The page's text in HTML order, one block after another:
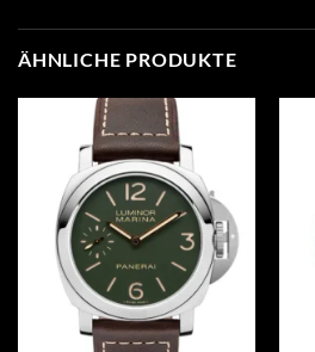
ÄHNLICHE PRODUKTE